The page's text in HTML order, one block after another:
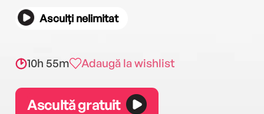
Asculți nelimitat
10h 55m Adaugă la wishlist
Ascultă gratuit